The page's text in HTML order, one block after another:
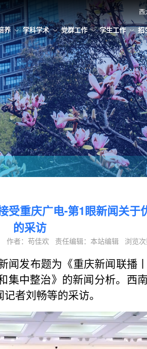
西
养 学科学术 党群工作 学生工作 招
受重庆广电-第1眼新闻关于
的采访
作者：苟佳欢 责任编辑：本站编辑 浏览次
闻发布题为《重庆新闻联播
集中整治》的新闻分析。西
记者刘畅等的采访。